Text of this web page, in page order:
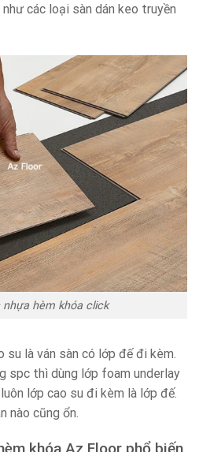
các loại sàn dán keo truyền
nhựa hèm khóa click
su là ván sàn có lớp đế đi kèm.
spc thì dùng lớp foam underlay
lớp cao su đi kèm là lớp đế.
nào cũng ổn.